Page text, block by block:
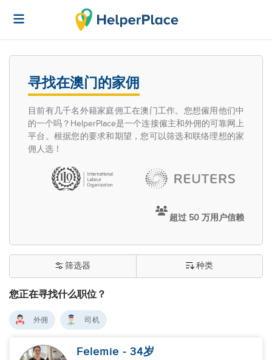
寻找在澳门的家佣
目前有几千名外籍家庭佣工在澳门工作。您想僱用他们中
的一个吗？HelperPlace是一个连接僱主和外佣的可靠网上
平台。根据您的要求和期望，您可以筛选和联络理想的家
佣人选！
超过 50 万用户信赖
您正在寻找什么职位？
筛选器 种类
外佣 司机
Felemie - 34岁